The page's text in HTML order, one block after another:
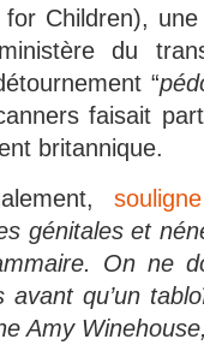
Children),
du
“
faisait
britannique.
souligne
génitales et
On ne
qu’un
Amy